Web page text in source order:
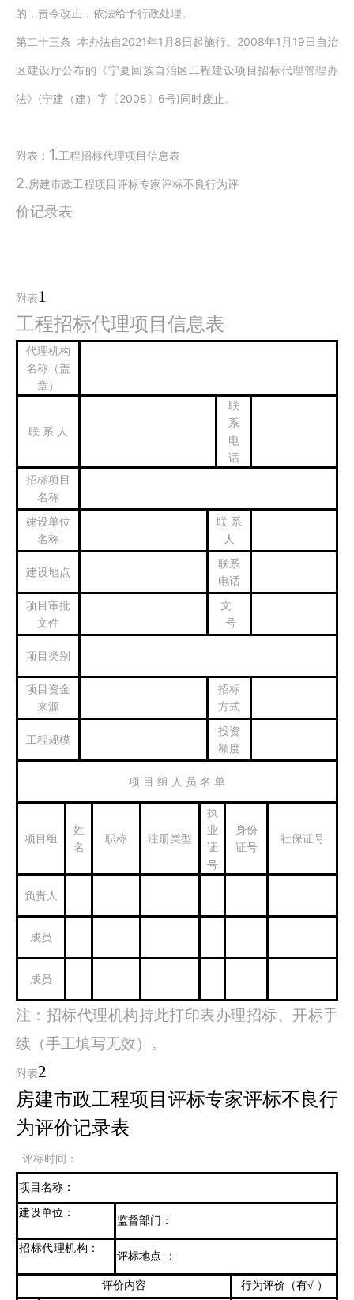
的，责令改正，依法给予行政处理。
第二十三条 本办法自 2021年1 月 8 日起施行。 2008年1 月 19 日自治
区建设厅公布的《宁夏回族自治区工程建设项目招标代理管理办
法》 (宁建（建）字〔 2008 〕 6号) 同时废止。
附表： 1.工程招标代理项目信息表
2.房建市政工程项目评标专家评标不良行为评
价记录表
附表 1
工程招标代理项目信息表
代理机构
名称（盖
章）
联 系 人
联
系
电
话
招标项目
名称
建设单位
名称
联 系
人
建设地点
联系
电话
项目审批
文件
文
号
项目类别
项目资金
来源
招标
方式
工程规模
投资
额度
项 目 组 人 员 名 单
项目组
姓
名
职称 注册类型
执
业
证
号
身份
证号
社保证号
负责人
成员
成员
注：招标代理机构持此打印表办理招标、开标手
续（手工填写无效）。
附表2
房建市政工程项目评标专家评标不良行
为评价记录表
评标时间：
项目名称：
建设单位：
监督部门：
招标代理机构：
评标地点 ：
评价内容 行为评价（有√ ）